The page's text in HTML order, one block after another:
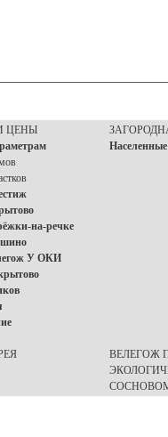
ЦЕНЫ
на-речке
У ОКИ
ВЕЛЕГОЖ